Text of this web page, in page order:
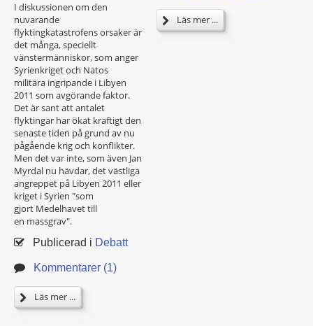
I diskussionen om den
nuvarande
flyktingkatastrofens orsaker är
det många, speciellt
vänstermänniskor, som anger
Syrienkriget och Natos
militära ingripande i Libyen
2011 som avgörande faktor.
Det är sant att antalet
flyktingar har ökat kraftigt den
senaste tiden på grund av nu
pågående krig och konflikter.
Men det var inte, som även Jan
Myrdal nu hävdar, det västliga
angreppet på Libyen 2011 eller
kriget i Syrien "som
gjort Medelhavet till
en massgrav".
Publicerad i Debatt
Kommentarer (1)
Läs mer ...
Läs mer ...